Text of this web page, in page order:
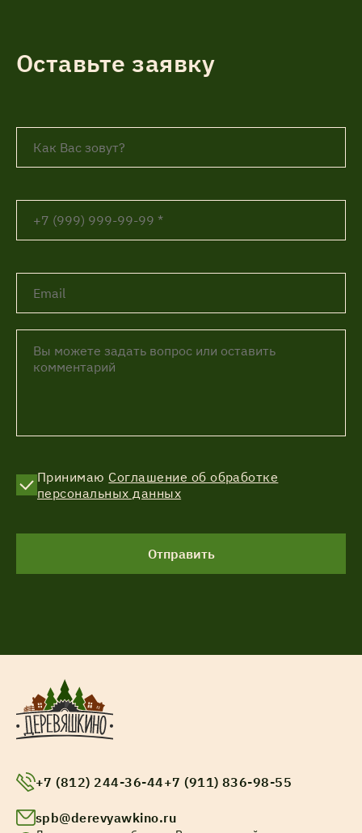
Оставьте заявку
Принимаю Соглашение об обработке
персональных данных
Отправить
+7 (812) 244-36-44+7 (911) 836-98-55
spb@derevyawkino.ru